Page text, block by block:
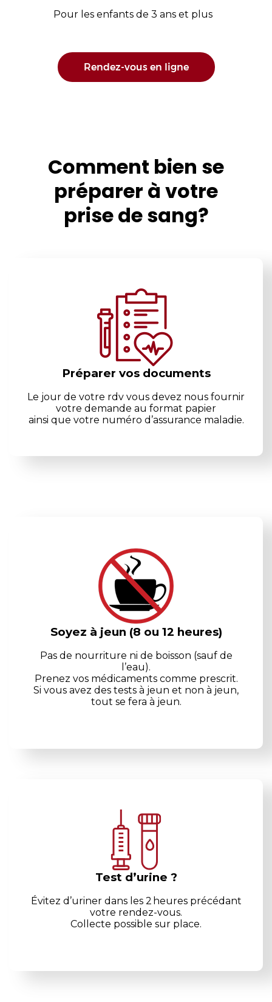
Pour les enfants de 3 ans et plus
Rendez-vous en ligne
Comment bien se
préparer à votre
prise de sang?
Préparer vos documents
Le jour de votre rdv vous devez nous fournir
votre demande au format papier
ainsi que votre numéro d’assurance maladie.
Soyez à jeun (8 ou 12 heures)
Pas de nourriture ni de boisson (sauf de
l’eau).
Prenez vos médicaments comme prescrit.
Si vous avez des tests à jeun et non à jeun,
tout se fera à jeun.
Test d’urine ?
Évitez d’uriner dans les 2 heures précédant
votre rendez-vous.
Collecte possible sur place.